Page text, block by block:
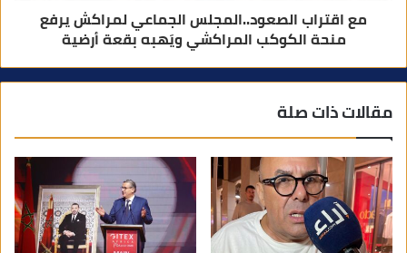
مع اقتراب الصعود..المجلس الجماعي لمراكش يرفع
منحة الكوكب المراكشي ويَهبه بقعة أرضية
مقالات ذات صلة